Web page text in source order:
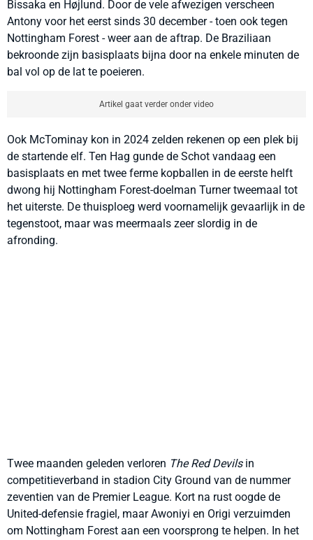
Bissaka en Højlund. Door de vele afwezigen verscheen
Antony voor het eerst sinds 30 december - toen ook tegen
Nottingham Forest - weer aan de aftrap. De Braziliaan
bekroonde zijn basisplaats bijna door na enkele minuten de
bal vol op de lat te poeieren.
Artikel gaat verder onder video
Ook McTominay kon in 2024 zelden rekenen op een plek bij
de startende elf. Ten Hag gunde de Schot vandaag een
basisplaats en met twee ferme kopballen in de eerste helft
dwong hij Nottingham Forest-doelman Turner tweemaal tot
het uiterste. De thuisploeg werd voornamelijk gevaarlijk in de
tegenstoot, maar was meermaals zeer slordig in de
afronding.
Twee maanden geleden verloren The Red Devils in
competitieverband in stadion City Ground van de nummer
zeventien van de Premier League. Kort na rust oogde de
United-defensie fragiel, maar Awoniyi en Origi verzuimden
om Nottingham Forest aan een voorsprong te helpen. In het